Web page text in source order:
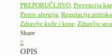
PREPORUČLJIVO Prevencija
Protiv alergija Regulacija pritiska
Zdravlje kože i kose Zdravlje
Share
0
OPIS